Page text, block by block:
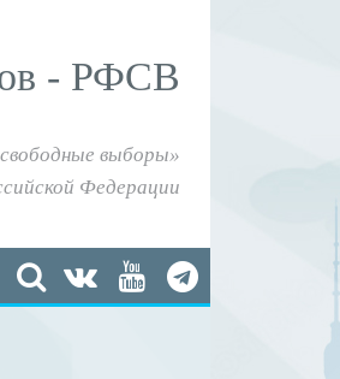
- РФСВ
выборы»
Федерации